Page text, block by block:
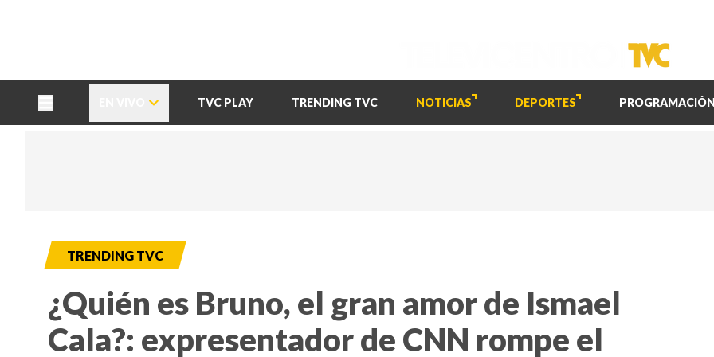
TVC PLAY TRENDING TVC NOTICIAS DEPORTES PROGRAMACIÓN
TRENDING TVC
¿Quién es Bruno, el gran amor de Ismael
Cala?: expresentador de CNN rompe el